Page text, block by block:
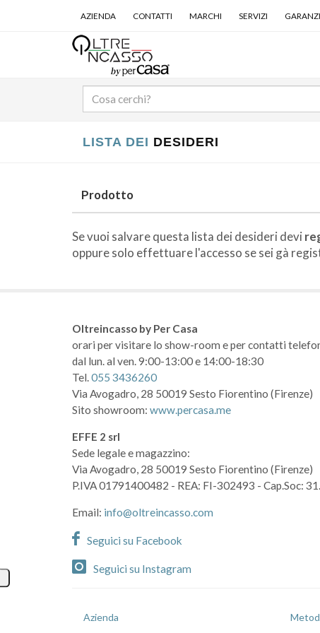
AZIENDA CONTATTI MARCHI SERVIZI
LISTA DEI DESIDERI
Prodotto
Se vuoi salvare questa lista dei desideri devi
oppure solo effettuare l'accesso se sei gà
Oltreincasso by Per Casa
orari per visitare lo show-room e per contatti
dal lun. al ven. 9:00-13:00 e 14:00-18:30
Tel.055 3436260
Via Avogadro, 28 50019 Sesto Fiorentino (Firenze)
Sito showroom: www.percasa.me
EFFE 2 srl
Sede legale e magazzino:
Via Avogadro, 28 50019 Sesto Fiorentino (Firenze)
P.IVA 01791400482 - REA: FI-302493 - Cap.Soc:
Email: info@oltreincasso.com
Seguici su Facebook
Seguici su Instagram
Azienda